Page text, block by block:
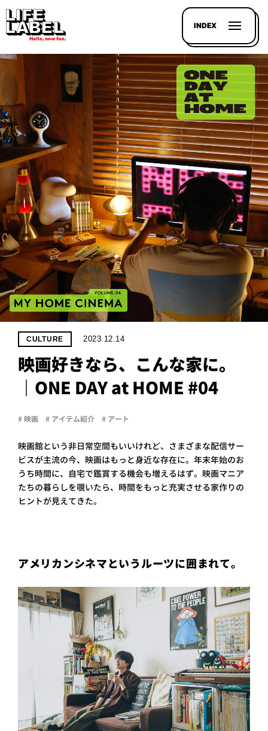
INDEX
記事を
探す
LL
HOUSE
LINE-
UP
PROJECT
WHAT’S
LABEL
ライフレー
つ
会社概
要
バシー
ポリシ
採用情
報
CULTURE 2023.12.14
映画好きなら、こんな家に。
｜ONE DAY at HOME #04
# 映画 # アイテム紹介 # アート
映画館という非日常空間もいいけれど、さまざまな配信サー
ビスが主流の今、映画はもっと身近な存在に。年末年始のお
うち時間に、自宅で鑑賞する機会も増えるはず。映画マニア
たちの暮らしを覗いたら、時間をもっと充実させる家作りの
ヒントが見えてきた。
アメリカンシネマというルーツに囲まれて。